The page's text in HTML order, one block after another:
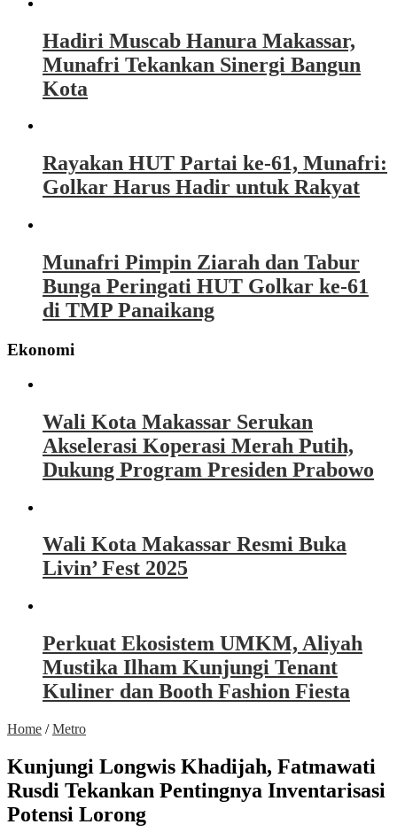
Hadiri Muscab Hanura Makassar,
Munafri Tekankan Sinergi Bangun
Kota
Rayakan HUT Partai ke-61, Munafri:
Golkar Harus Hadir untuk Rakyat
Munafri Pimpin Ziarah dan Tabur
Bunga Peringati HUT Golkar ke-61
di TMP Panaikang
Ekonomi
Wali Kota Makassar Serukan
Akselerasi Koperasi Merah Putih,
Dukung Program Presiden Prabowo
Wali Kota Makassar Resmi Buka
Livin’ Fest 2025
Perkuat Ekosistem UMKM, Aliyah
Mustika Ilham Kunjungi Tenant
Kuliner dan Booth Fashion Fiesta
Home /Metro
Kunjungi Longwis Khadijah, Fatmawati
Rusdi Tekankan Pentingnya Inventarisasi
Potensi Lorong